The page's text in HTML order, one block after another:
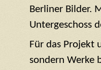
Berliner Bilder.
Untergeschoss
Für das Projekt
sondern Werke